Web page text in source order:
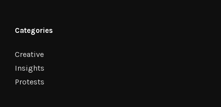
Categories
Creative
Insights
Protests